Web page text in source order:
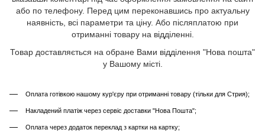
або по телефону. Перед цим переконавшись про актуальну
наявність, всі параметри та ціну. Або післяплатою при
отриманні товару на відділенні.
Товар доставляється на обране Вами відділення "Нова пошта"
у Вашому місті.
Оплата готівкою нашому кур'єру при отриманні товару (тільки для Стрия);
Накладений платіж через сервіс доставки "Нова Пошта";
Оплата через додаток переклад з картки на картку;